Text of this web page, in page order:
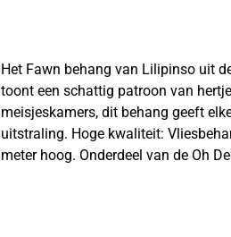
Het Fawn behang van Lilipinso uit
toont een schattig patroon van
meisjeskamers, dit behang geeft
uitstraling. Hoge kwaliteit:
meter hoog. Onderdeel van de Oh